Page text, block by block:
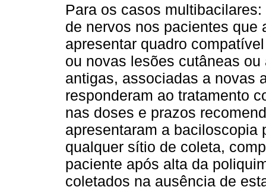
Para os casos
de nervos nos pacientes que
apresentar quadro
ou novas lesões cutâneas
antigas, associadas a novas
responderam ao tratamento
nas doses e prazos
apresentaram a baciloscopia
qualquer sítio de coleta,
paciente após alta da
coletados na ausência de